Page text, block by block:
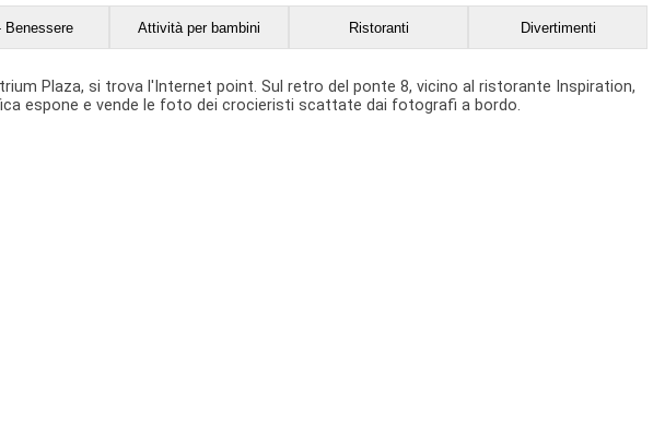
Benessere Attività per bambini Ristoranti Divertimenti
Plaza, si trova l'Internet point. Sul retro del ponte 8, vicino al ristorante Inspiration,
espone e vende le foto dei crocieristi scattate dai fotografi a bordo.